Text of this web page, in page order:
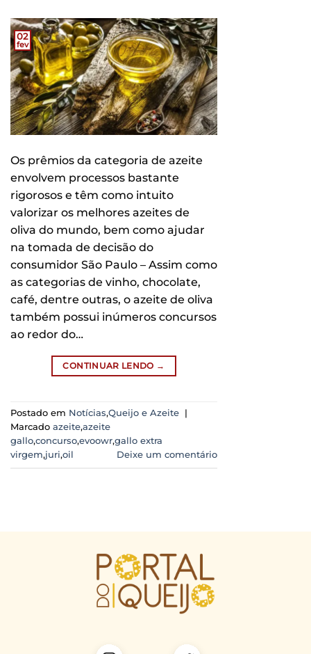
02
fev
Os prêmios da categoria de azeite
envolvem processos bastante
rigorosos e têm como intuito
valorizar os melhores azeites de
oliva do mundo, bem como ajudar
na tomada de decisão do
consumidor São Paulo – Assim como
as categorias de vinho, chocolate,
café, dentre outras, o azeite de oliva
também possui inúmeros concursos
ao redor do…
CONTINUAR LENDO →
Postado em Notícias,Queijo e Azeite |
Marcado azeite,azeite
gallo,concurso,evoowr,gallo extra
virgem,juri,oil Deixe um comentário